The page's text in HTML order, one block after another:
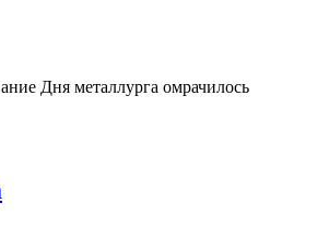
Дня металлурга омрачилось